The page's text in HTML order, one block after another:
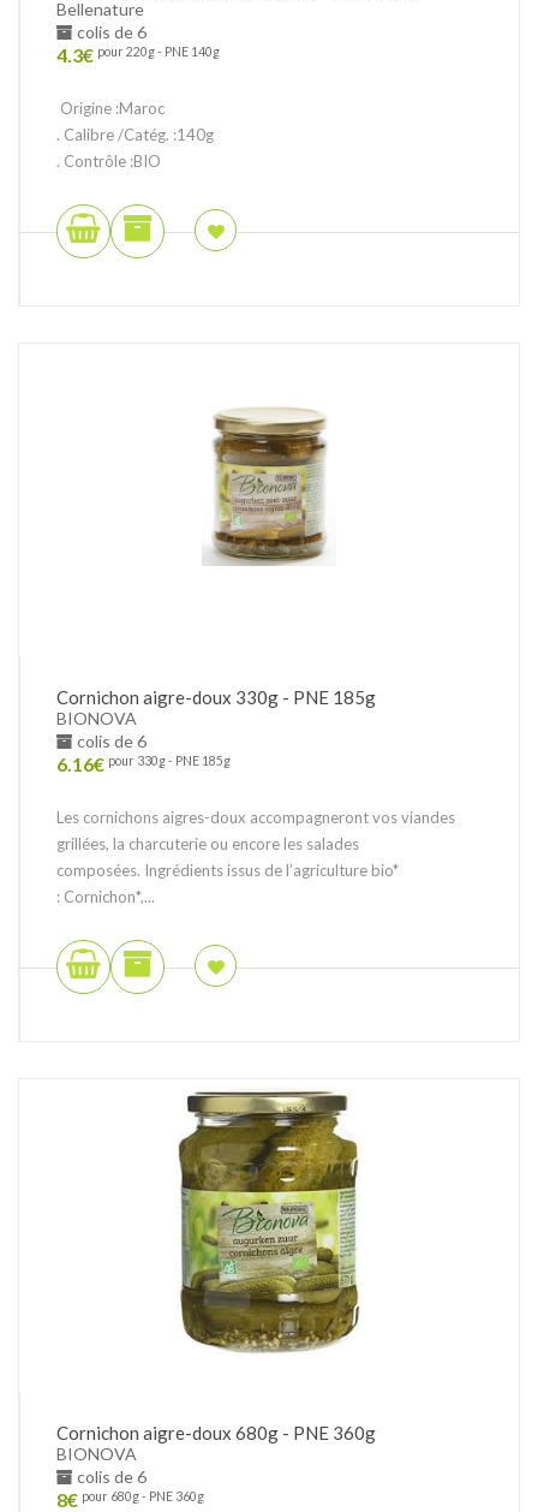
Bellenature
colis de 6
4.3€ pour 220g - PNE 140g
Origine :Maroc
. Calibre /Catég. :140g
. Contrôle :BIO
Cornichon aigre-doux 330g - PNE 185g
BIONOVA
colis de 6
6.16€ pour 330g - PNE 185g
Les cornichons aigres-doux accompagneront vos viandes
grillées, la charcuterie ou encore les salades
composées. Ingrédients issus de l’agriculture bio*
: Cornichon*,...
Cornichon aigre-doux 680g - PNE 360g
BIONOVA
colis de 6
8€ pour 680g - PNE 360g